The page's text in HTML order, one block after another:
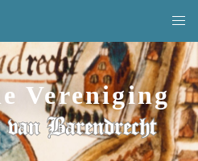
Vereniging
van Barendrecht